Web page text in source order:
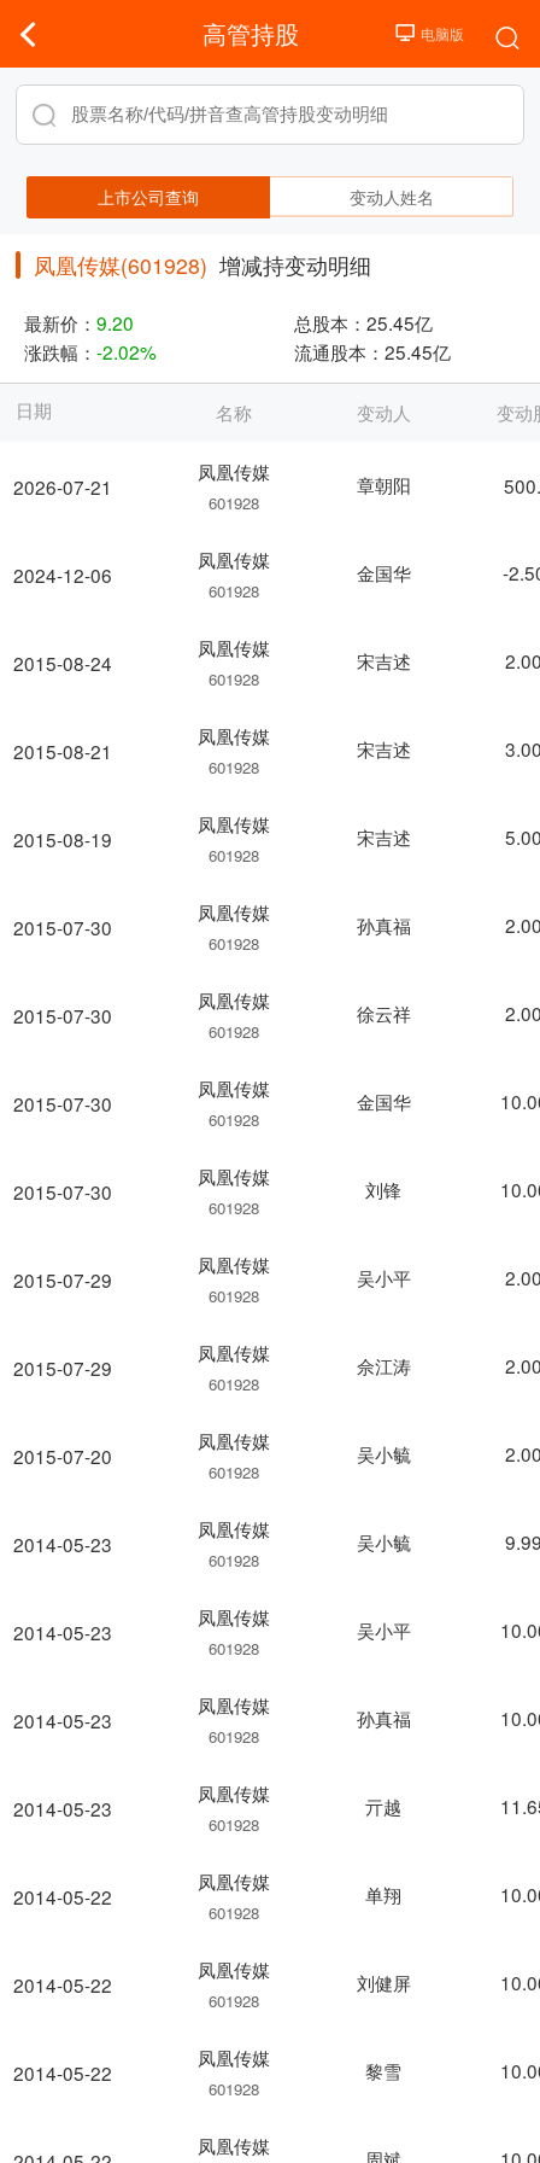
高管持股
上市公司查询 变动人姓名
凤凰传媒(601928) 增减持变动明细
最新价： 9.20 总股本： 25.45亿
涨跌幅： -2.02% 流通股本： 25.45亿
日期
2026-07-21
2024-12-06
2015-08-24
2015-08-21
2015-08-19
2015-07-30
2015-07-30
2015-07-30
2015-07-30
2015-07-29
2015-07-29
2015-07-20
2014-05-23
2014-05-23
2014-05-23
2014-05-23
2014-05-22
2014-05-22
2014-05-22
名称 变动人 变动
凤凰传媒
601928
章朝阳
凤凰传媒
601928
金国华 -
凤凰传媒
601928
宋吉述
凤凰传媒
601928
宋吉述
凤凰传媒
601928
宋吉述
凤凰传媒
601928
孙真福
凤凰传媒
601928
徐云祥
凤凰传媒
601928
金国华
凤凰传媒
601928
刘锋
凤凰传媒
601928
吴小平
凤凰传媒
601928
佘江涛
凤凰传媒
601928
吴小毓
凤凰传媒
601928
吴小毓
凤凰传媒
601928
吴小平
凤凰传媒
601928
孙真福
凤凰传媒
601928
亓越
凤凰传媒
601928
单翔
凤凰传媒
601928
刘健屏
凤凰传媒
601928
黎雪
凤凰传媒